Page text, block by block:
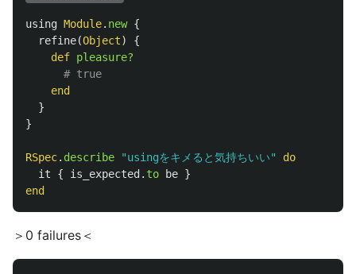
using Module. new {
refine(Object)
{
def pleasure?
# true
end
}
}
RSpec. describe "usingをキメると気持ちいい"
do
it
{ is_expected . to be }
end
＞0 failures＜